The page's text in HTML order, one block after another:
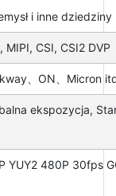
i inne dziedziny
MIPI, CSI, CSI2 DVP
、ON、Micron
ekspozycja,
YUY2 480P 30fps